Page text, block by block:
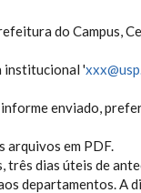
do Campus,
institucional '
enviado,
arquivos em PDF.
dias úteis de
departamentos. A